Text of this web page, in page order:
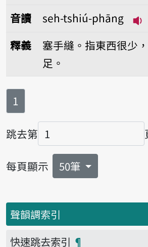
音讀
seh-tshiú-phāng
釋義
塞手縫。指東西很少
足。
第
1
跳去第
頁碼
每頁顯示 50筆
聲韻調索引
快速跳去索引 ¶